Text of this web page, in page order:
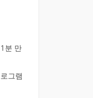
분 만
그램